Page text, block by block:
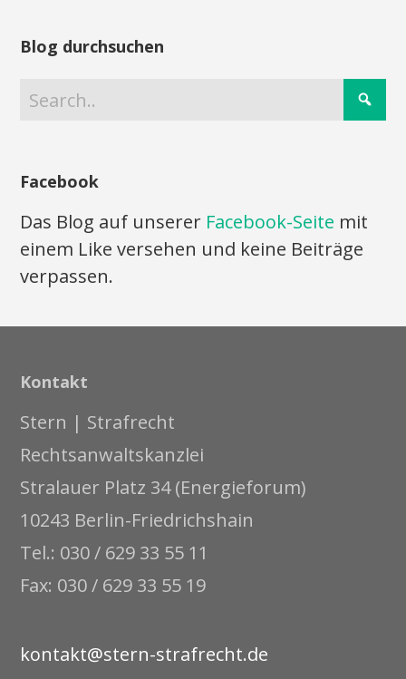
Blog durchsuchen
Facebook
Das Blog auf unserer Facebook-Seite mit
einem Like versehen und keine Beiträge
verpassen.
Kontakt
Stern | Strafrecht
Rechtsanwaltskanzlei
Stralauer Platz 34 (Energieforum)
10243 Berlin-Friedrichshain
Tel.: 030 / 629 33 55 11
Fax: 030 / 629 33 55 19
kontakt@stern-strafrecht.de